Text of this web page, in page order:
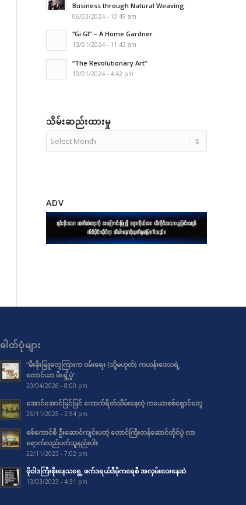
Business through Natural Weaving.
06/03/2024 - 10:49 am
“Gi GI” – A Home Gardner
13/01/2024 - 11:43 am
“The Revolutionary Art”
10/01/2024 - 4:42 pm
သိမ်းဆည်းထားမှု
ADV
ဓါတ်ပုံများ
“မီးခိုးမြူတွေကြားက ဝမ်းရေး (သို့မဟုတ်) ကယန်းဒေသရဲ့
တောင်ယာ မီးရှို့ပွဲ”
20/04/2026 - 8:00 pm
အောင်အောင်မြင်မြင် ကောက်ရိတ်သိမ်းနေတဲ့ ကယောစစ်ရှောင်တွေ
26/11/2025 - 2:54 pm
စစ်ကောင်စီ ဦးဆောင်ကျင်းပတဲ့ တောင်ကြီးတန်ဆောင်တိုင်ပွဲ လာ
ရောက်လည်ပတ်သူနည်းပါး
22/11/2023 - 7:02 pm
ဖိုဝါဒကြီးစိုးနေသရွေ့ ဖက်ဒရယ်ဒီမိုကရေစီ အလှမ်းဝေးနေဆဲ
13/03/2023 - 4:31 pm